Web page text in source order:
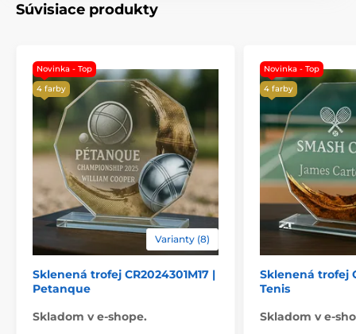
Súvisiace produkty
Novinka - Top
4 farby
Varianty (8)
Sklenená trofej CR2024301M17 |
Petanque
Skladom v e-shope.
Novinka - Top
4 farby
Sklenená trofej
Tenis
Skladom v e-